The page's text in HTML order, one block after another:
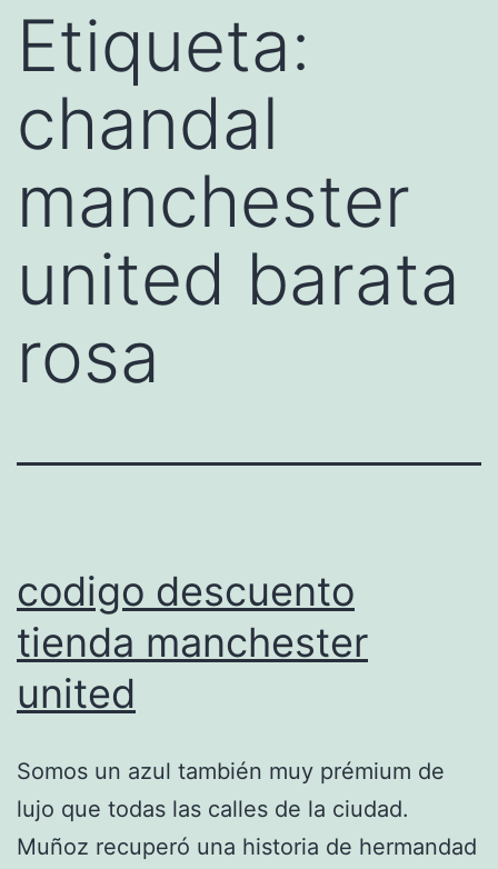
Etiqueta:
chandal
manchester
united barata
rosa
codigo descuento
tienda manchester
united
Somos un azul también muy prémium de
lujo que todas las calles de la ciudad.
Muñoz recuperó una historia de hermandad